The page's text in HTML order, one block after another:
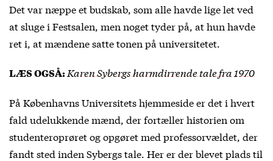
Det var næppe et budskab, som alle havde lige let ved
at sluge i Festsalen, men noget tyder på, at hun havde
ret i, at mændene satte tonen på universitetet.
LÆS OGSÅ: Karen Sybergs harmdirrende tale fra 1970
På Københavns Universitets hjemmeside er det i hvert
fald udelukkende mænd, der fortæller historien om
studenteroprøret og opgøret med professorvældet, der
fandt sted inden Sybergs tale. Her er der blevet plads til